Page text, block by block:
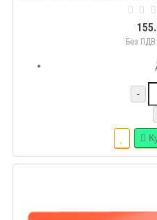
й для покриття різних
скло або метал. П ідходить для
Без ПДВ:
-